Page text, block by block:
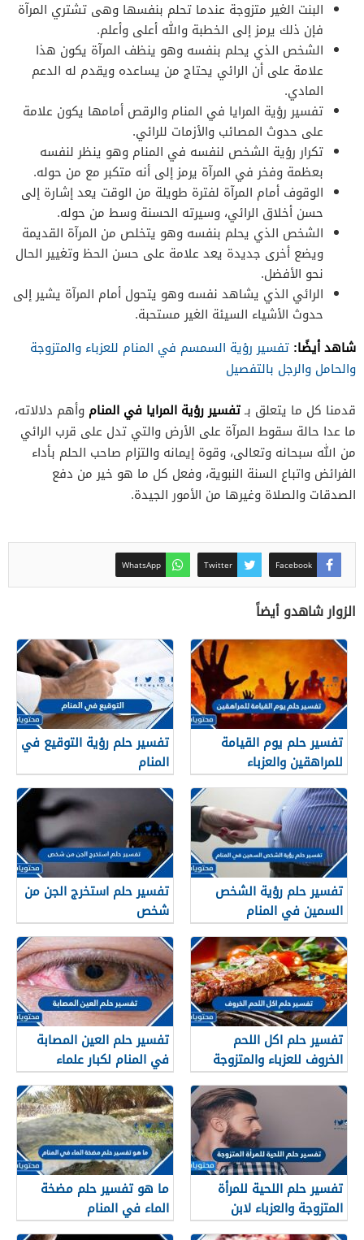
البنت الغير متزوجة عندما تحلم بنفسها وهى تشتري المرآة
فإن ذلك يرمز إلى الخطبة والله أعلى وأعلم.
الشخص الذي يحلم بنفسه وهو ينظف المرآة يكون هذا
علامة على أن الرائي يحتاج من يساعده ويقدم له الدعم
المادي.
تفسير رؤية المرايا في المنام والرقص أمامها يكون علامة
على حدوث المصائب والأزمات للرائي.
تكرار رؤية الشخص لنفسه في المنام وهو ينظر لنفسه
بعظمة وفخر في المرآة يرمز إلى أنه متكبر مع من حوله.
الوقوف أمام المرآة لفترة طويلة من الوقت يعد إشارة إلى
حسن أخلاق الرائي، وسيرته الحسنة وسط من حوله.
الشخص الذي يحلم بنفسه وهو يتخلص من المرآة القديمة
ويضع أخرى جديدة يعد علامة على حسن الحظ وتغيير الحال
نحو الأفضل.
الرائي الذي يشاهد نفسه وهو يتحول أمام المرآة يشير إلى
حدوث الأشياء السيئة الغير مستحبة.
شاهد أيضًا: تفسير رؤية السمسم في المنام للعزباء والمتزوجة
والحامل والرجل بالتفصيل
قدمنا كل ما يتعلق بـتفسير رؤية المرايا في المنام وأهم دلالاته،
ما عدا حالة سقوط المرآة على الأرض والتي تدل على قرب الرائي
من الله سبحانه وتعالى، وقوة إيمانه والتزام صاحب الحلم بأداء
الفرائض واتباع السنة النبوية، وفعل كل ما هو خير من دفع
الصدقات والصلاة وغيرها من الأمور الجيدة.
Facebook
Twitter
WhatsApp
الزوار شاهدو أيضاً
تفسير حلم يوم القيامة
للمراهقين والعزباء
والمتزوجة
تفسير حلم رؤية التوقيع في
المنام
تفسير حلم رؤية الشخص
السمين في المنام
تفسير حلم استخرج الجن من
شخص
تفسير حلم اكل اللحم
الخروف للعزباء والمتزوجة
والحامل وللرجل
تفسير حلم العين المصابة
في المنام لكبار علماء
تفسير الأحلام والمنامات
تفسير حلم اللحية للمرأة
المتزوجة والعزباء لابن
سيرين وابن شاهين
ما هو تفسير حلم مضخة
الماء في المنام